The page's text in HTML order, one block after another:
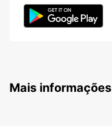
Mais informações